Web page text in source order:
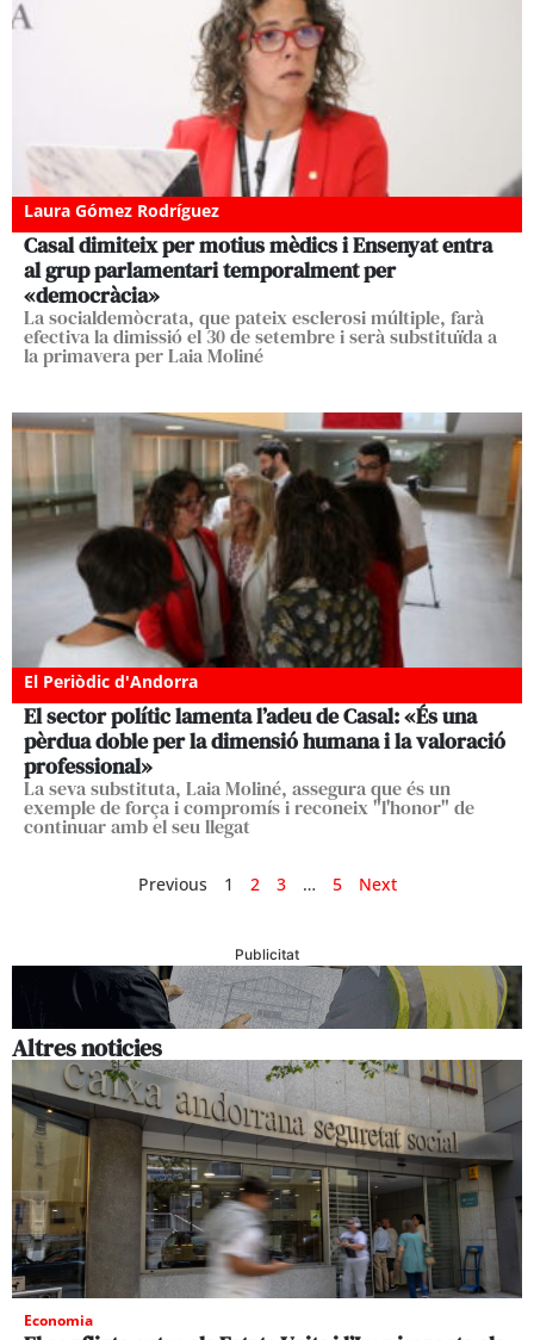
Laura Gómez Rodríguez
Casal dimiteix per motius mèdics i Ensenyat entra
al grup parlamentari temporalment per
«democràcia»
La socialdemòcrata, que pateix esclerosi múltiple, farà
efectiva la dimissió el 30 de setembre i serà substituïda a
la primavera per Laia Moliné
El Periòdic d'Andorra
El sector polític lamenta l’adeu de Casal: «És una
pèrdua doble per la dimensió humana i la valoració
professional»
La seva substituta, Laia Moliné, assegura que és un
exemple de força i compromís i reconeix "l'honor" de
continuar amb el seu llegat
Previous 1 2 3 … 5 Next
Publicitat
Altres noticies
Economia